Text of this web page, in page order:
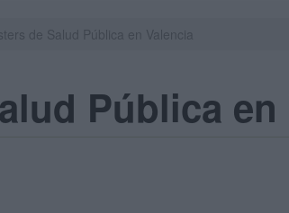
Pública en